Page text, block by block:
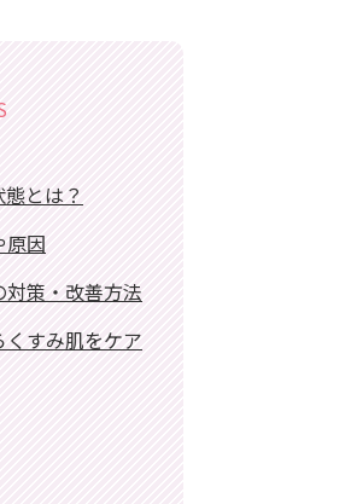
とは？
原因
対策・改善方法
すみ肌をケア